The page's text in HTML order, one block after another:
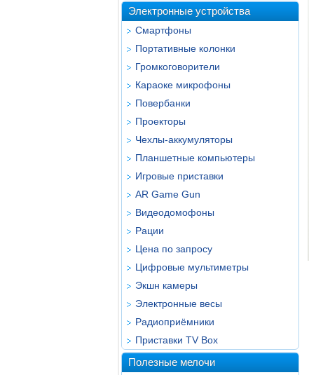
Электронные устройства
Смартфоны
Портативные колонки
Громкоговорители
Караоке микрофоны
Повербанки
Проекторы
Чехлы-аккумуляторы
Планшетные компьютеры
Игровые приставки
AR Game Gun
Видеодомофоны
Рации
Цена по запросу
Цифровые мультиметры
Экшн камеры
Электронные весы
Радиоприёмники
Приставки TV Box
Полезные мелочи